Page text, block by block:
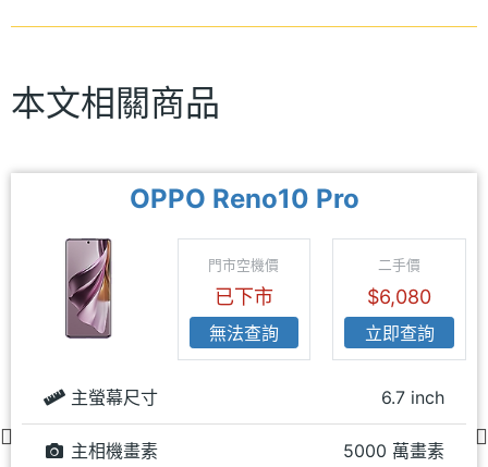
本文相關商品
OPPO Reno10 Pro
門市空機價
已下市
無法查詢
二手價
$6,080
立即查詢
主螢幕尺寸 6.7 inch
主相機畫素 5000 萬畫素